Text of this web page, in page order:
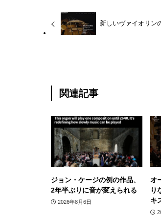
新しいヴァイオリン
関連記事
ジョン・ケージの例の作品、
2年半ぶりに音が変えられる
2026年8月6日
オ
り
キ